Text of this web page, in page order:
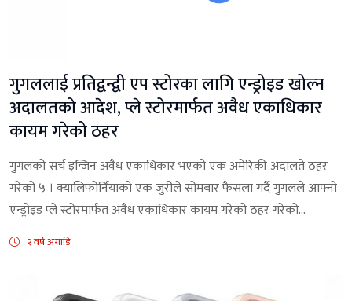
गुगललाई प्रतिद्वन्द्वी एप स्टोरका लागि एन्ड्रोइड खोल्न
अदालतको आदेश, प्ले स्टोरमार्फत अवैध एकाधिकार
कायम गरेको ठहर
गुगलको सर्च इन्जिन अवैध एकाधिकार भएको एक अमेरिकी अदालते ठहर
गरेको ५ । क्यालिफोर्नियाको एक जुरीले सोमबार फैसला गर्दै गुगलले आफ्नो
एन्ड्रोइड प्ले स्टोरमार्फत अवैध एकाधिकार कायम गरेको ठहर गरेको...
२ वर्ष अगाडि